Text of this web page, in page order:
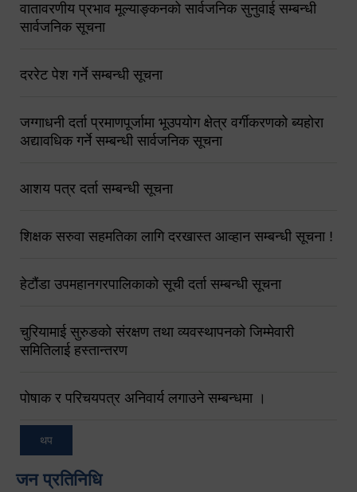
वातावरणीय प्रभाव मूल्याङ्कनको सार्वजनिक सुनुवाई सम्बन्धी
सार्वजनिक सूचना
दररेट पेश गर्ने सम्बन्धी सूचना
जग्गाधनी दर्ता प्रमाणपूर्जामा भूउपयोग क्षेत्र वर्गीकरणको ब्यहोरा
अद्यावधिक गर्ने सम्बन्धी सार्वजनिक सूचना
आशय पत्र दर्ता सम्बन्धी सूचना
शिक्षक सरुवा सहमतिका लागि दरखास्त आव्हान सम्बन्धी सूचना !
हेटौंडा उपमहानगरपालिकाको सूची दर्ता सम्बन्धी सूचना
चुरियामाई सुरुङको संरक्षण तथा व्यवस्थापनको जिम्मेवारी
समितिलाई हस्तान्तरण
पोषाक र परिचयपत्र अनिवार्य लगाउने सम्बन्धमा ।
थप
जन प्रतिनिधि